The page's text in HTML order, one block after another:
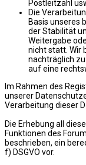
Postleitzahl
Die
Basis unseres
der Stabilität
Weitergabe
nicht statt. Wir
nachträglich
auf eine
Im Rahmen des
unserer
Verarbeitung dieser
Die Erhebung all
Funktionen des
beschrieben, ein
f) DSGVO vor.